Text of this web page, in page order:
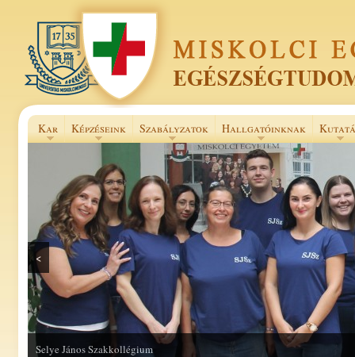
Kar Képzéseink Szabályzatok Hallgatóinknak
Selye János Szakkollégium
<